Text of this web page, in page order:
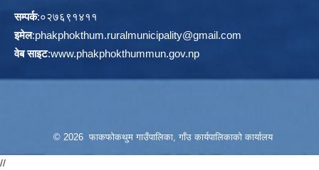
सम्पर्क:०२७६९१४११
इमेल:phakphokthum.ruralmunicipality@gmail.com
वेब साइट:www.phakphokthummun.gov.np
© 2026 फाकफोकथुम गाउँपालिका, गाँउ कार्यपालिकाको कार्यालय
//